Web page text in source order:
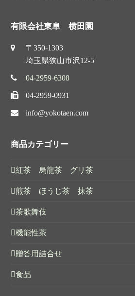
有限会社東阜 横田園
〒350-1303
埼玉県狭山市沢12-5
04-2959-6308
04-2959-0931
info@yokotaen.com
商品カテゴリー
紅茶 烏龍茶 グリ茶
煎茶 ほうじ茶 抹茶
茶歌舞伎
機能性茶
贈答用詰合せ
食品